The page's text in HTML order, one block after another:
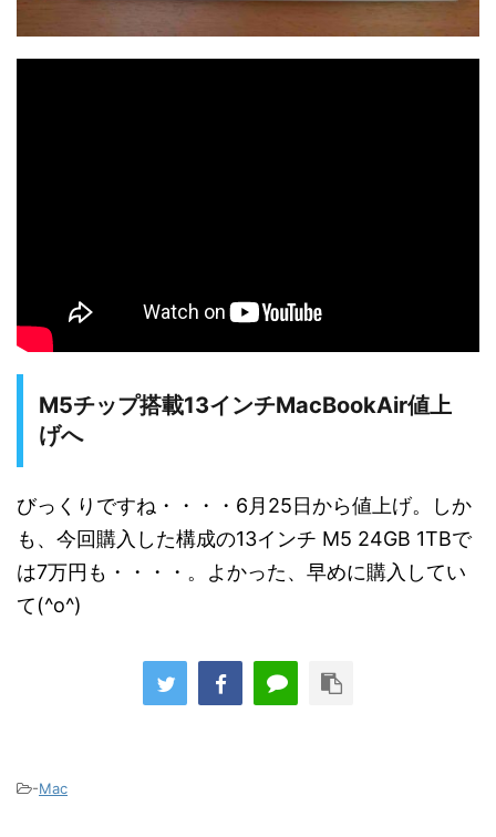
M5チップ搭載13インチMacBookAir値上
げへ
びっくりですね・・・・6月25日から値上げ。しか
も、今回購入した構成の13インチ M5 24GB 1TBで
は7万円も・・・・。よかった、早めに購入してい
て(^o^)
-Mac